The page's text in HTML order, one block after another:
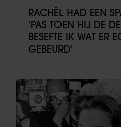
RACHÉL HAD EEN
‘PAS TOEN HIJ DE
BESEFTE IK WAT ER
GEBEURD’